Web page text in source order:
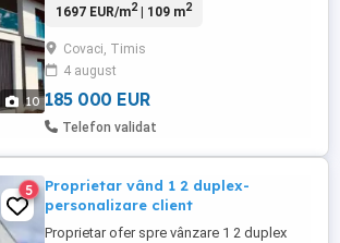
10
cartierul La Villette,un cartier doar cu
dezvoltare.Duplex pe doua
nivele,remarcabil si modern cu suprafata
de 108.8 MP. Spațiul mare și deschis
1697 EUR/m2| 109 m2
Covaci, Timis
4 august
185 000 EUR
Telefon validat
5
Proprietar vând 1 2 duplex-
personalizare client
Proprietar ofer spre vânzare 1 2 duplex